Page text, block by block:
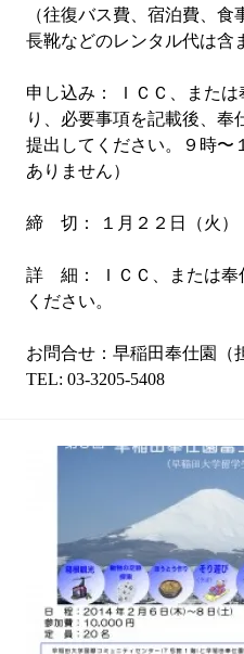
（往復バス費、宿泊費、
長靴などのレンタル代は含
申し込み： ＩＣＣ、また
り、必要事項を記載後、奉
提出してください。９時〜
ありません）
締 切： １月２２日（火）
詳 細： ＩＣＣ、または奉
ください。
お問合せ：早稲田奉仕園（
TEL: 03-3205-5408